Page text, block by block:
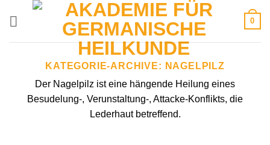
0
KATEGORIE-ARCHIVE: NAGELPILZ
Der Nagelpilz ist eine hängende Heilung eines
Besudelung-, Verunstaltung-, Attacke-Konflikts, die
Lederhaut betreffend.